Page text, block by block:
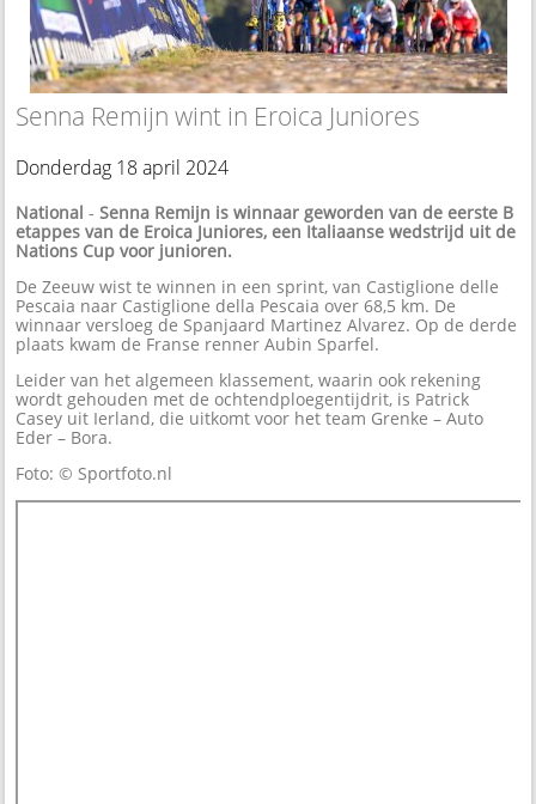
Senna Remijn wint in Eroica Juniores
Donderdag 18 april 2024
National -Senna Remijn is winnaar geworden van de eerste B
etappes van de Eroica Juniores, een Italiaanse wedstrijd uit de
Nations Cup voor junioren.
De Zeeuw wist te winnen in een sprint, van Castiglione delle
Pescaia naar Castiglione della Pescaia over 68,5 km. De
winnaar versloeg de Spanjaard Martinez Alvarez. Op de derde
plaats kwam de Franse renner Aubin Sparfel.
Leider van het algemeen klassement, waarin ook rekening
wordt gehouden met de ochtendploegentijdrit, is Patrick
Casey uit Ierland, die uitkomt voor het team Grenke – Auto
Eder – Bora.
Foto: © Sportfoto.nl